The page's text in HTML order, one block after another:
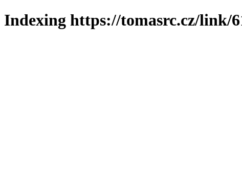
Indexing https://tomasrc.cz/link/